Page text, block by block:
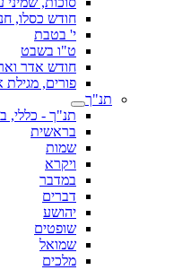
חודש כסלו,
י' בטבת
ט"ו בשבט
חודש אדר
פורים,
תנ"ך
תנ"ך - כללי,
בראשית
שמות
ויקרא
במדבר
דברים
יהושע
שופטים
שמואל
מלכים